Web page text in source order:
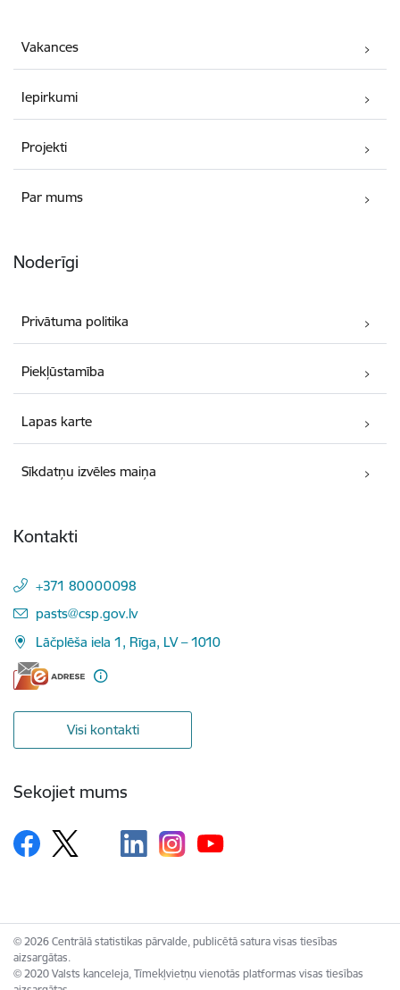
Vakances
Iepirkumi
Projekti
Par mums
Noderīgi
Privātuma politika
Piekļūstamība
Lapas karte
Sīkdatņu izvēles maiņa
Kontakti
+371 80000098
E-pasts:
pasts@csp.gov.lv
Lāčplēša iela 1, Rīga, LV – 1010
Visi kontakti
Sekojiet mums
© 2026 Centrālā statistikas pārvalde, publicētā satura visas tiesības
aizsargātas.
© 2020 Valsts kanceleja, Tīmekļvietņu vienotās platformas visas tiesības